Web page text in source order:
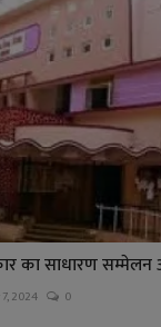
का साधारण सम्मेलन
2024 0